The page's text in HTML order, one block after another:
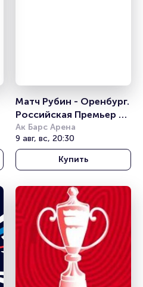
Матч Рубин - Оренбург.
Российская Премьер
Лига
Ак Барс Арена
9 авг, вс, 20:30
Купить